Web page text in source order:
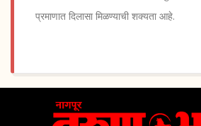
प्रमाणात दिलासा मिळण्याची शक्यता आहे.